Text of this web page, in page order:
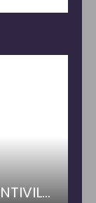
PAILLETTE IMMOBILIER MONTIVILLIERS